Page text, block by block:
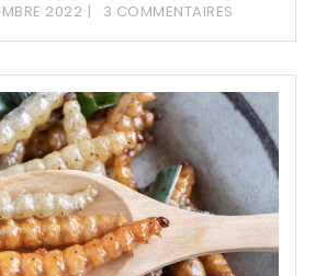
2022 3 COMMENTAIRES